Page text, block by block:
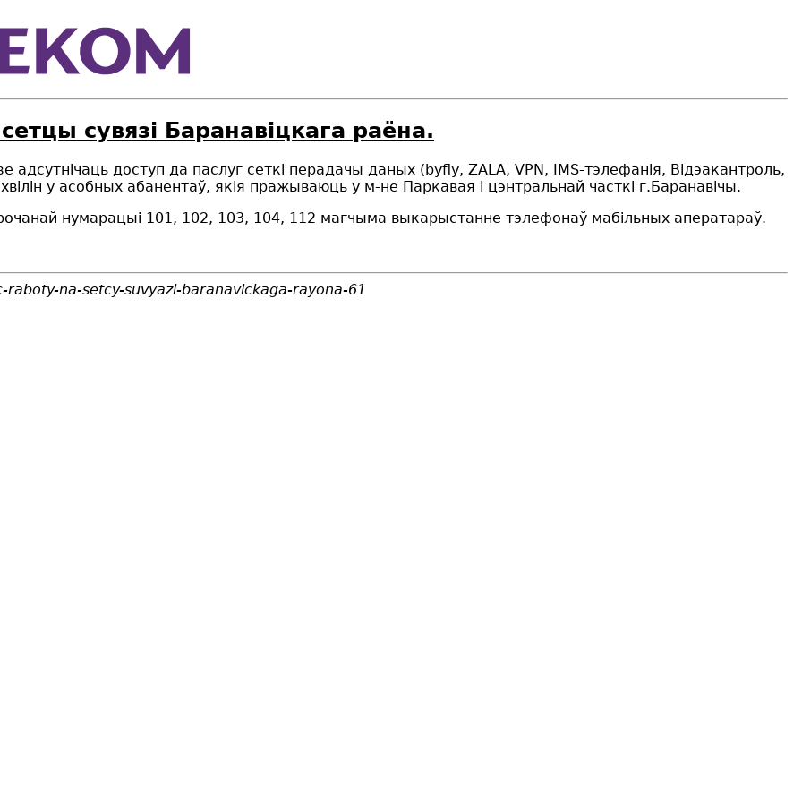
сувязі Баранавіцкага раёна.
адсутнічаць доступ да паслуг сеткі перадачы даных (byfly, ZALA, VPN, IMS-тэлефанія, Відэакантроль,
у асобных абанентаў, якія пражываюць у м-не Паркавая і цэнтральнай часткі г.Баранавічы.
нумарацыі 101, 102, 103, 104, 112 магчыма выкарыстанне тэлефонаў мабільных аператараў.
na-setcy-suvyazi-baranavickaga-rayona-61